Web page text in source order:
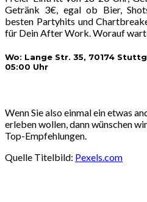
Getränk 3€, egal ob Bier,
besten Partyhits und
für Dein After Work. Worauf
Wo: Lange Str. 35, 70174
05:00 Uhr
Wenn Sie also einmal ein etwas
erleben wollen, dann wünschen
Top-Empfehlungen.
Quelle Titelbild: Pexels.com